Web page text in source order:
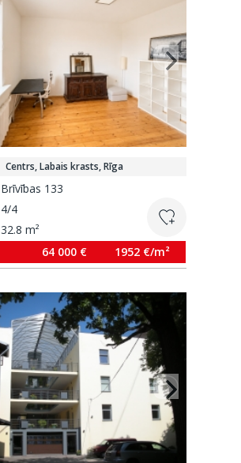
Centrs, Labais krasts, Rīga
Brīvības 133
4/4
32.8 m²
64 000 €
1952 €/m²